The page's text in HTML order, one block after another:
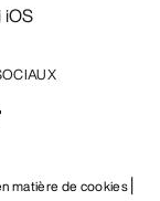
matière de cookies